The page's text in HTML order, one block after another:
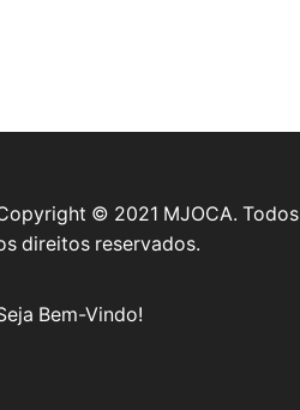
© 2021 MJOCA. Todos
direitos reservados.
Bem-Vindo!